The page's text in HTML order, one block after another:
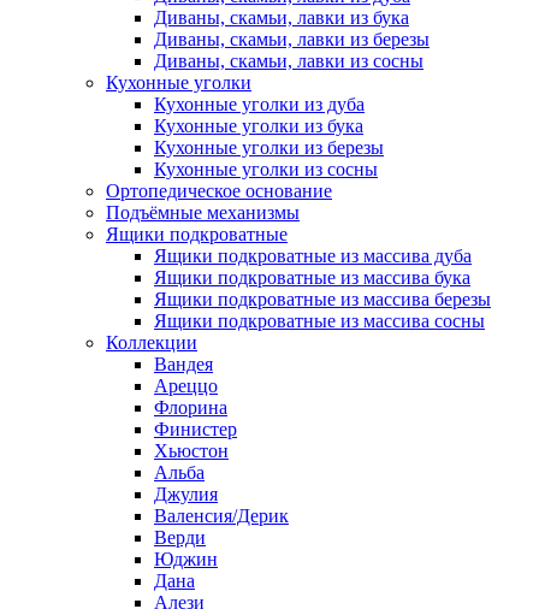
Диваны, скамьи, лавки из бука
Диваны, скамьи, лавки из березы
Диваны, скамьи, лавки из сосны
Кухонные уголки
Кухонные уголки из дуба
Кухонные уголки из бука
Кухонные уголки из березы
Кухонные уголки из сосны
Ортопедическое основание
Подъёмные механизмы
Ящики подкроватные
Ящики подкроватные из массива дуба
Ящики подкроватные из массива бука
Ящики подкроватные из массива березы
Ящики подкроватные из массива сосны
Коллекции
Вандея
Ареццо
Флорина
Финистер
Хьюстон
Альба
Джулия
Валенсия/Дерик
Верди
Юджин
Дана
Алези